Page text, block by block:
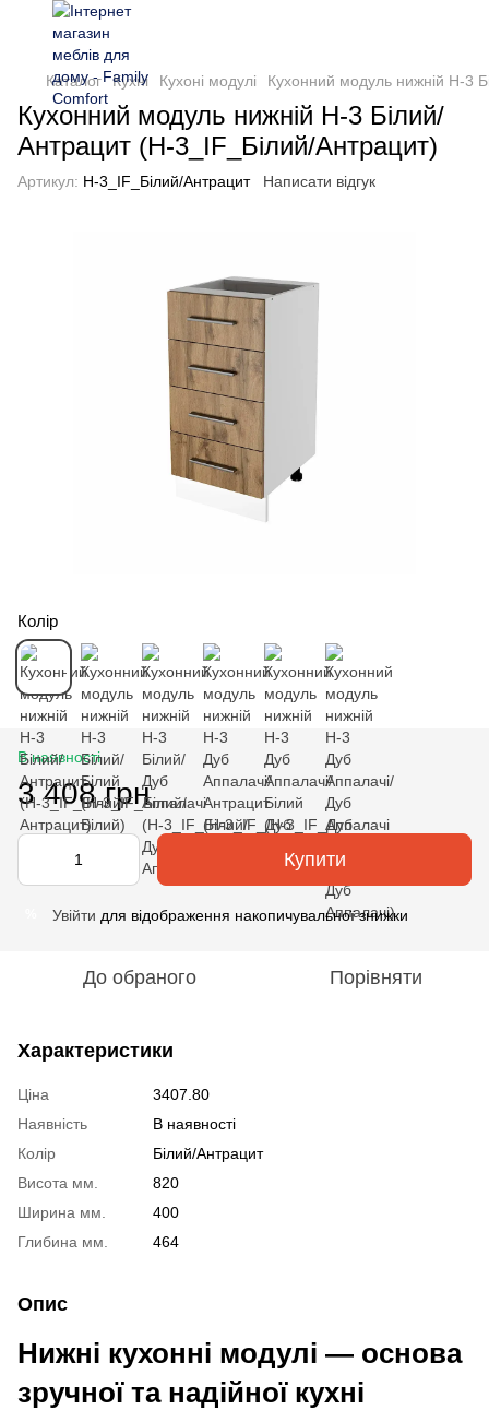
Каталог Кухні Кухоні модулі Кухонний модуль нижній Н-3
Кухонний модуль нижній Н-3 Білий/
Антрацит (Н-3_IF_Білий/Антрацит)
Артикул: Н-3_IF_Білий/Антрацит Написати відгук
Колір
В наявності
3 408 грн
Купити
Увійти для відображення накопичувальної знижки
До обраного Порівняти
Характеристики
Ціна
3407.80
Наявність
В наявності
Колір
Білий/Антрацит
Висота мм.
820
Ширина мм.
400
Глибина мм.
464
Опис
Нижні кухонні модулі — основа
зручної та надійної кухні